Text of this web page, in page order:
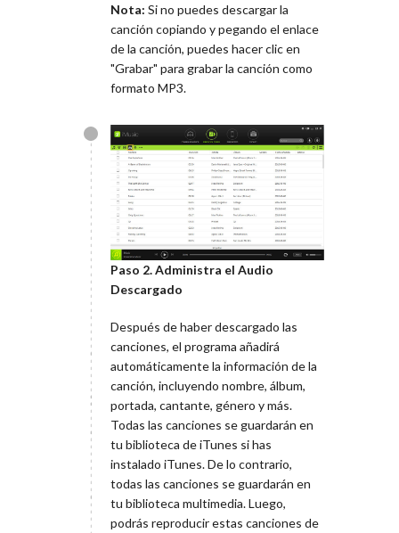
Nota: Si no puedes descargar la
canción copiando y pegando el enlace
de la canción, puedes hacer clic en
"Grabar" para grabar la canción como
formato MP3.
Paso 2. Administra el Audio
Descargado
Después de haber descargado las
canciones, el programa añadirá
automáticamente la información de la
canción, incluyendo nombre, álbum,
portada, cantante, género y más.
Todas las canciones se guardarán en
tu biblioteca de iTunes si has
instalado iTunes. De lo contrario,
todas las canciones se guardarán en
tu biblioteca multimedia. Luego,
podrás reproducir estas canciones de